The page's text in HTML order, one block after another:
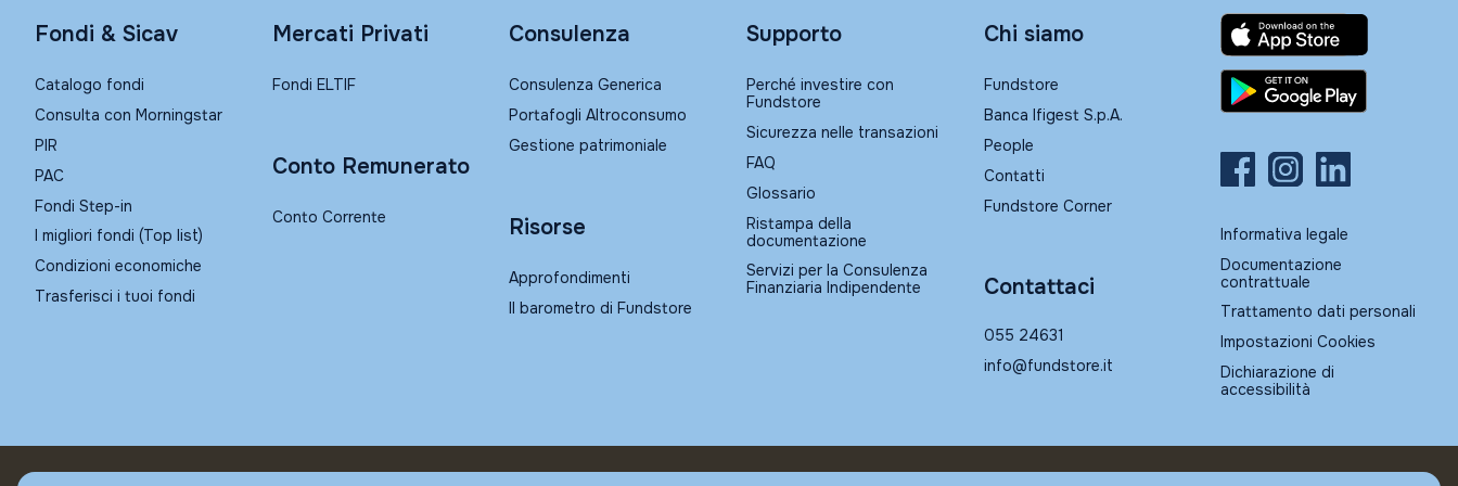
Fondi & Sicav
Catalogo fondi
Consulta con Morningstar
PIR
PAC
Fondi Step-in
I migliori fondi (Top list)
Condizioni economiche
Trasferisci i tuoi fondi
Mercati Privati
Fondi ELTIF
Conto Remunerato
Conto Corrente
Consulenza
Consulenza Generica
Portafogli Altroconsumo
Gestione patrimoniale
Risorse
Approfondimenti
Il barometro di Fundstore
Supporto
Perché investire con
Fundstore
Sicurezza nelle transazioni
FAQ
Glossario
Ristampa della
documentazione
Servizi per la Consulenza
Finanziaria Indipendente
Chi siamo
Fundstore
Banca Ifigest S.p.A.
People
Contatti
Fundstore Corner
Contattaci
055 24631
info@fundstore.it
Informativa legale
Documentazione
contrattuale
Trattamento dati personali
Impostazioni Cookies
Dichiarazione di
accessibilità